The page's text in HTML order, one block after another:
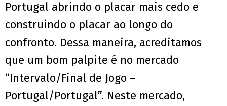
Portugal abrindo o placar mais cedo e
construindo o placar ao longo do
confronto. Dessa maneira, acreditamos
que um bom palpite é no mercado
“Intervalo/Final de Jogo –
Portugal/Portugal”. Neste mercado,